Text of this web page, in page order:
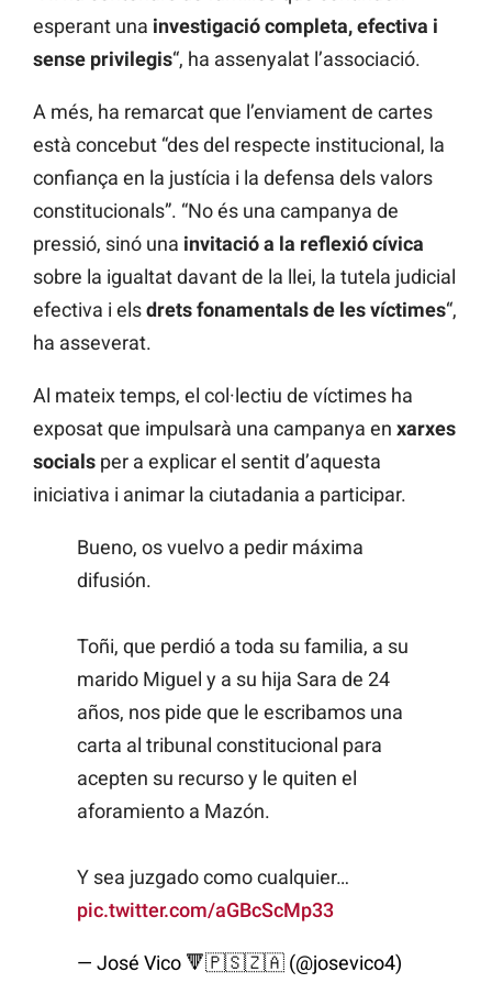
esperant una investigació completa, efectiva i
sense privilegis“, ha assenyalat l’associació.
A més, ha remarcat que l’enviament de cartes
està concebut “des del respecte institucional, la
confiança en la justícia i la defensa dels valors
constitucionals”. “No és una campanya de
pressió, sinó una invitació a la reflexió cívica
sobre la igualtat davant de la llei, la tutela judicial
efectiva i elsdrets fonamentals de les víctimes“,
ha asseverat.
Al mateix temps, el col·lectiu de víctimes ha
exposat que impulsarà una campanya en xarxes
socials per a explicar el sentit d’aquesta
iniciativa i animar la ciutadania a participar.
Bueno, os vuelvo a pedir máxima
difusión.
Toñi, que perdió a toda su familia, a su
marido Miguel y a su hija Sara de 24
años, nos pide que le escribamos una
carta al tribunal constitucional para
acepten su recurso y le quiten el
aforamiento a Mazón.
Y sea juzgado como cualquier…
pic.twitter.com/aGBcScMp33
— José Vico 🔻🇵🇸🇿🇦 (@josevico4)